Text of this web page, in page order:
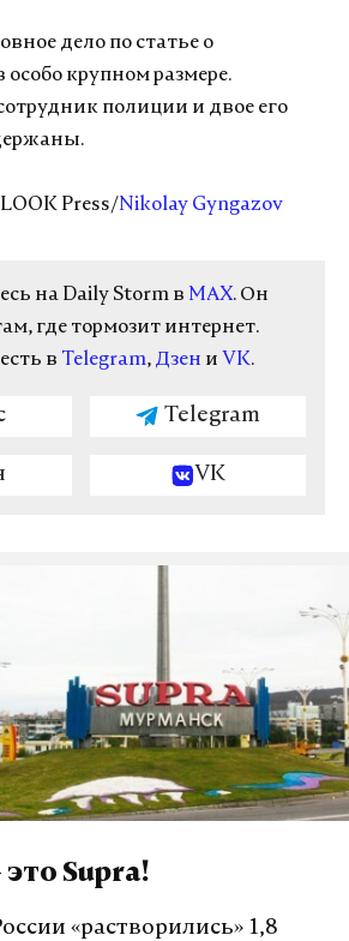
дело по статье о
крупном размере.
полиции и двое его
Press/Nikolay Gyngazov
на Daily Storm в MAX. Он
где тормозит интернет.
в Telegram, Дзен и VK.
Telegram
VK
Supra!
«растворились» 1,8